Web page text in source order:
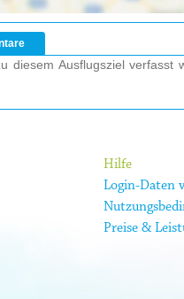
diesem Ausflugsziel
Hilfe
Login-Daten
Preise &